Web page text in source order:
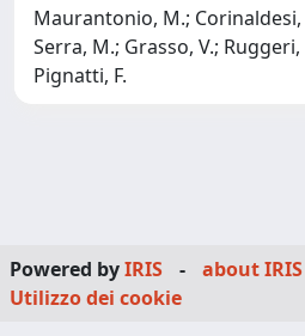
Maurantonio, M.; Corinaldesi,
Serra, M.; Grasso, V.; Ruggeri,
Pignatti, F.
Powered byIRIS - about IRIS
Utilizzo dei cookie